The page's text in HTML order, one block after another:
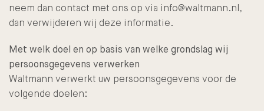
neem dan contact met ons op via info@waltmann.nl,
dan verwijderen wij deze informatie.
Met welk doel en op basis van welke grondslag wij
persoonsgegevens verwerken
Waltmann verwerkt uw persoonsgegevens voor de
volgende doelen: